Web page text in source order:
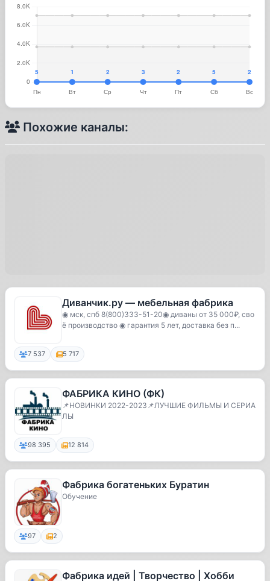
Похожие каналы:
Диванчик.ру — мебельная фабрика
◉ мск, спб 8(800)333-51-20◉ диваны от 35 000₽, сво
ё производство ◉ гарантия 5 лет, доставка без п...
7 537 5 717
ФАБРИКА КИНО (ФК)
📌НОВИНКИ 2022-2023📌ЛУЧШИЕ ФИЛЬМЫ И СЕРИА
ЛЫ
98 395 12 814
Фабрика богатеньких Буратин
Обучение
97 2
Фабрика идей | Творчество | Хобби